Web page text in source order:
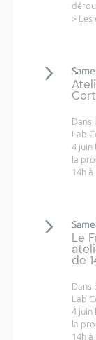
> Les
Dans
Lab
4 juin
la
14h à
Le
de
Dans
Lab
4 juin
la
14h à